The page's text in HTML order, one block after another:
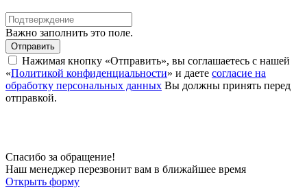
Важно заполнить это поле.
Отправить
Нажимая кнопку «Отправить», вы соглашаетесь с нашей
«Политикой конфиденциальности» и даете согласие на
обработку персональных данных Вы должны принять перед
отправкой.
Спасибо за обращение!
Наш менеджер перезвонит вам в ближайшее время
Открыть форму